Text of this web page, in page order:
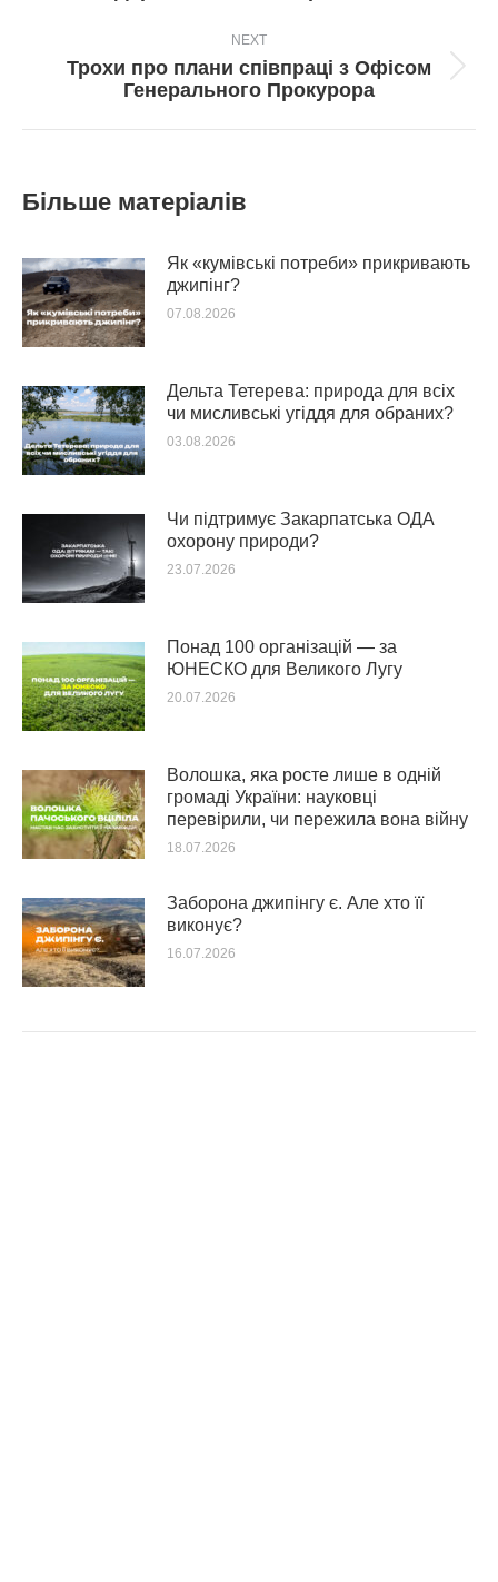
NEXT
Next
post:
Трохи про плани співпраці з Офісом
Генерального Прокурора
Більше матеріалів
Як «кумівські потреби» прикривають
джипінг?
07.08.2026
Дельта Тетерева: природа для всіх
чи мисливські угіддя для обраних?
03.08.2026
Чи підтримує Закарпатська ОДА
охорону природи?
23.07.2026
Понад 100 організацій — за
ЮНЕСКО для Великого Лугу
20.07.2026
Волошка, яка росте лише в одній
громаді України: науковці
перевірили, чи пережила вона війну
18.07.2026
Заборона джипінгу є. Але хто її
виконує?
16.07.2026